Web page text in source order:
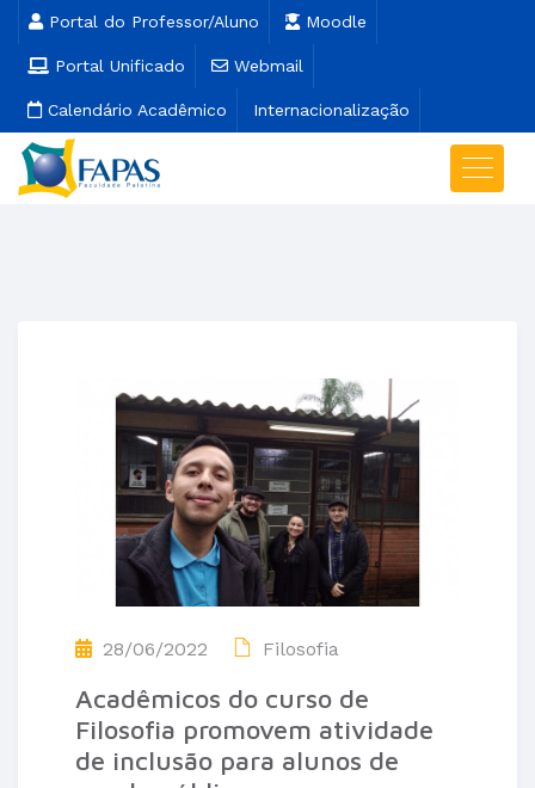
Portal do Professor/Aluno Moodle
Portal Unificado Webmail
Calendário Acadêmico Internacionalização
28/06/2022 Filosofia
Acadêmicos do curso de
Filosofia promovem atividade
de inclusão para alunos de